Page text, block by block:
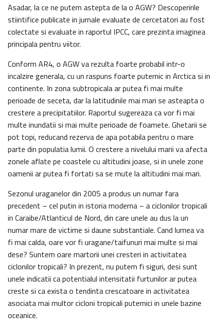
Asadar, la ce ne putem astepta de la o AGW? Descoperirile
stiintifice publicate in jurnale evaluate de cercetatori au fost
colectate si evaluate in raportul IPCC, care prezinta imaginea
principala pentru viitor.
Conform AR4, o AGW va rezulta foarte probabil intr-o
incalzire generala, cu un raspuns foarte puternic in Arctica si in
continente. In zona subtropicala ar putea fi mai multe
perioade de seceta, dar la latitudinile mai mari se asteapta o
crestere a precipitatiilor. Raportul sugereaza ca vor fi mai
multe inundatii si mai multe perioade de foamete. Ghetarii se
pot topi, reducand rezerva de apa potabila pentru o mare
parte din populatia lumii. O crestere a nivelului marii va afecta
zonele aflate pe coastele cu altitudini joase, si in unele zone
oamenii ar putea fi fortati sa se mute la altitudini mai mari.
Sezonul uraganelor din 2005 a produs un numar fara
precedent – cel putin in istoria moderna – a ciclonilor tropicali
in Caraibe/Atlanticul de Nord, din care unele au dus la un
numar mare de victime si daune substantiale. Cand lumea va
fi mai calda, oare vor fi uragane/taifunuri mai multe si mai
dese? Suntem oare martorii unei cresteri in activitatea
ciclonilor tropicali? In prezent, nu putem fi siguri, desi sunt
unele indicatii ca potentialul intensitatii furtunilor ar putea
creste si ca exista o tendinta crescatoare in activitatea
asociata mai multor cicloni tropicali puternici in unele bazine
oceanice.